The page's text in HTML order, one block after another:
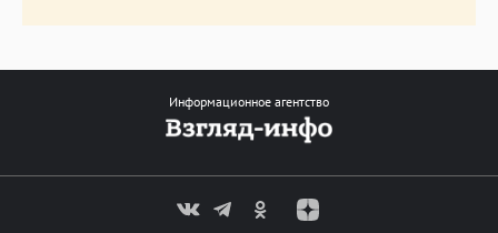
Информационное агентство